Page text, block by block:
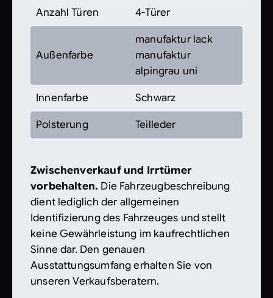
Anzahl Türen 4-Türer
Außenfarbe
manufaktur lack
manufaktur
alpingrau uni
Innenfarbe Schwarz
Polsterung Teilleder
Zwischenverkauf und Irrtümer
vorbehalten. Die Fahrzeugbeschreibung
dient lediglich der allgemeinen
Identifizierung des Fahrzeuges und stellt
keine Gewährleistung im kaufrechtlichen
Sinne dar. Den genauen
Ausstattungsumfang erhalten Sie von
unseren Verkaufsberatern.